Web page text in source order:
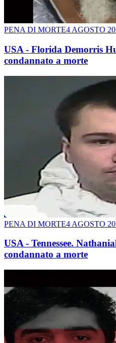
PENA DI MORTE4 AGOSTO
USA - Florida Demorris
condannato a morte
PENA DI MORTE4 AGOSTO
USA - Tennessee.
condannato a morte